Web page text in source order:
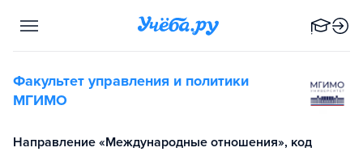
Факультет управления и политики
МГИМО
Направление «Международные отношения», код